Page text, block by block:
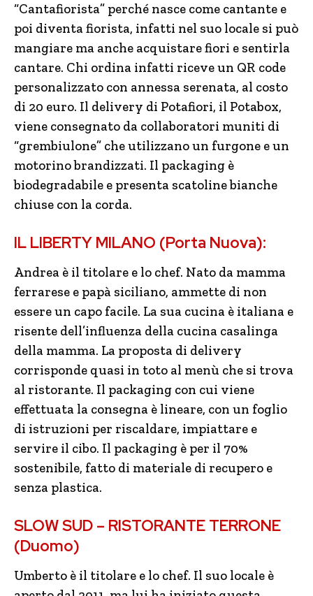
“Cantafiorista” perché nasce come cantante e
poi diventa fiorista, infatti nel suo locale si può
mangiare ma anche acquistare fiori e sentirla
cantare. Chi ordina infatti riceve un QR code
personalizzato con annessa serenata, al costo
di 20 euro. Il delivery di Potafiori, il Potabox,
viene consegnato da collaboratori muniti di
“grembiulone” che utilizzano un furgone e un
motorino brandizzati. Il packaging è
biodegradabile e presenta scatoline bianche
chiuse con la corda.
IL LIBERTY MILANO (Porta Nuova):
Andrea è il titolare e lo chef. Nato da mamma
ferrarese e papà siciliano, ammette di non
essere un capo facile. La sua cucina è italiana e
risente dell’influenza della cucina casalinga
della mamma. La proposta di delivery
corrisponde quasi in toto al menù che si trova
al ristorante. Il packaging con cui viene
effettuata la consegna è lineare, con un foglio
di istruzioni per riscaldare, impiattare e
servire il cibo. Il packaging è per il 70%
sostenibile, fatto di materiale di recupero e
senza plastica.
SLOW SUD – RISTORANTE TERRONE
(Duomo)
Umberto è il titolare e lo chef. Il suo locale è